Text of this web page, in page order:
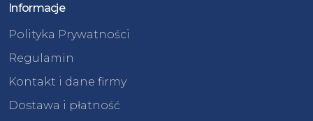
Informacje
Polityka Prywatności
Regulamin
Kontakt i dane firmy
Dostawa i płatność